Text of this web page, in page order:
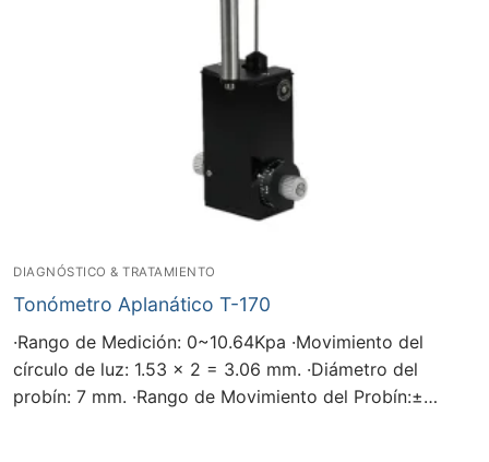
DIAGNÓSTICO & TRATAMIENTO
Tonómetro Aplanático T-170
·Rango de Medición: 0~10.64Kpa ·Movimiento del
círculo de luz: 1.53 x 2 = 3.06 mm. ·Diámetro del
probín: 7 mm. ·Rango de Movimiento del Probín:±…